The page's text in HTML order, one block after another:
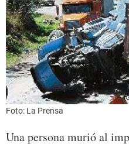
Foto: La Prensa
Una persona murió al